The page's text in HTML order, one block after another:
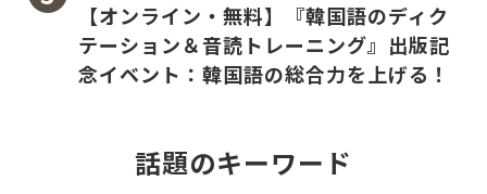
【オンライン・無料】『韓国語のディク
テーション＆音読トレーニング』出版記
念イベント：韓国語の総合力を上げる！
話題のキーワード